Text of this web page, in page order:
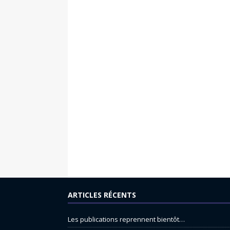
ARTICLES RÉCENTS
Les publications reprennent bientôt…